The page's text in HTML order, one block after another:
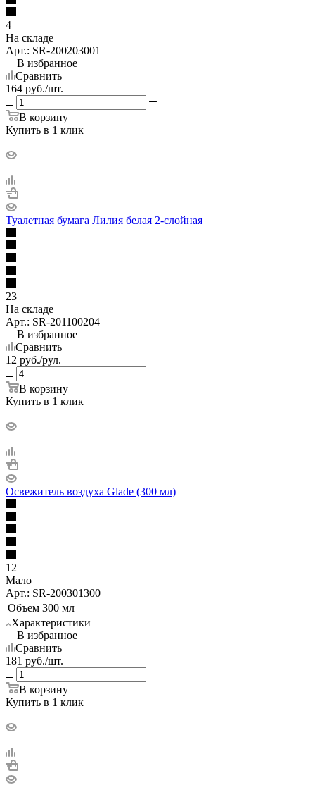
4
На складе
Арт.: SR-200203001
В избранное
Сравнить
164 руб./шт.
В корзину
Купить в 1 клик
Туалетная бумага Лилия белая 2-слойная
23
На складе
Арт.: SR-201100204
В избранное
Сравнить
12 руб./рул.
В корзину
Купить в 1 клик
Освежитель воздуха Glade (300 мл)
12
Мало
Арт.: SR-200301300
Объем 300 мл
Характеристики
В избранное
Сравнить
181 руб./шт.
В корзину
Купить в 1 клик